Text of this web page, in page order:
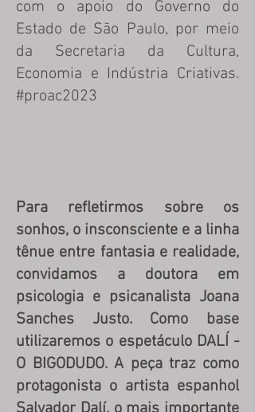
com o apoio do Governo do
Estado de São Paulo, por meio
da Secretaria da Cultura,
Economia e Indústria Criativas.
#proac2023
Para refletirmos sobre os
sonhos, o insconsciente e a linha
tênue entre fantasia e realidade,
convidamos a doutora em
psicologia e psicanalista Joana
Sanches Justo. Como base
utilizaremos o espetáculo DALÍ -
O BIGODUDO. A peça traz como
protagonista o artista espanhol